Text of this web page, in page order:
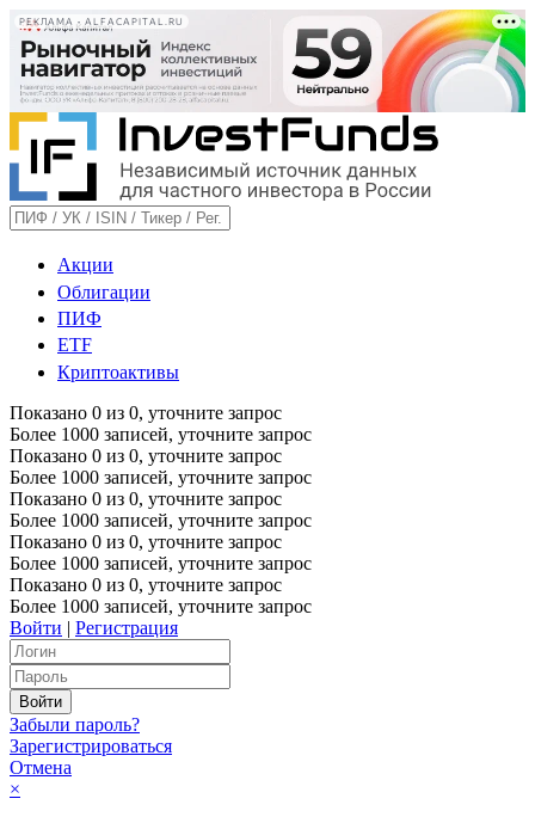
РЕКЛАМА • ALFACAPITAL.RU
Акции
Облигации
ПИФ
ETF
Криптоактивы
Показано 0 из 0, уточните запрос
Более 1000 записей, уточните запрос
Показано 0 из 0, уточните запрос
Более 1000 записей, уточните запрос
Показано 0 из 0, уточните запрос
Более 1000 записей, уточните запрос
Показано 0 из 0, уточните запрос
Более 1000 записей, уточните запрос
Показано 0 из 0, уточните запрос
Более 1000 записей, уточните запрос
Войти | Регистрация
Забыли пароль?
Зарегистрироваться
Отмена
×